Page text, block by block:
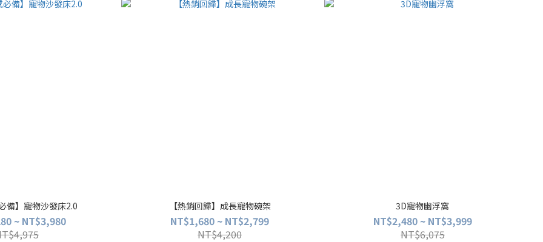
備】寵物沙發床2.0
~ NT$3,980
【熱銷回歸】成長寵物碗架
NT$1,680 ~ NT$2,799
NT$4,200
3D寵物幽浮窩
NT$2,480 ~ NT$3,999
NT$6,075